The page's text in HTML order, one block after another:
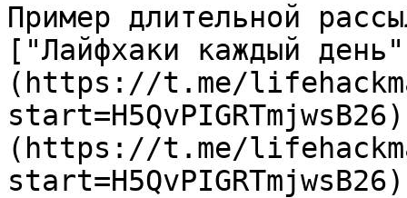
Пример длительной
["Лайфхаки каждый
(https://t.me/
(https://t.me/
start=H5QvPIGRTmjwsB26)